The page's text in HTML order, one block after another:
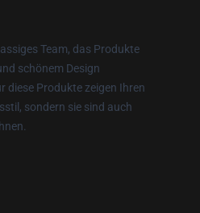
Team, das Produkte
schönem Design
diese Produkte zeigen Ihren
sondern sie sind auch